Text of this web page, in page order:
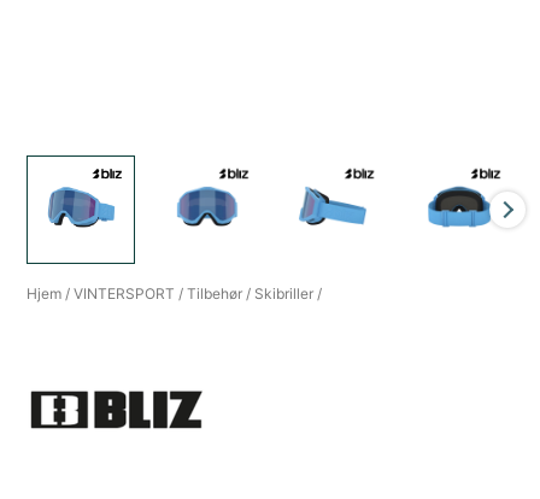
Hjem /VINTERSPORT /Tilbehør / Skibriller /